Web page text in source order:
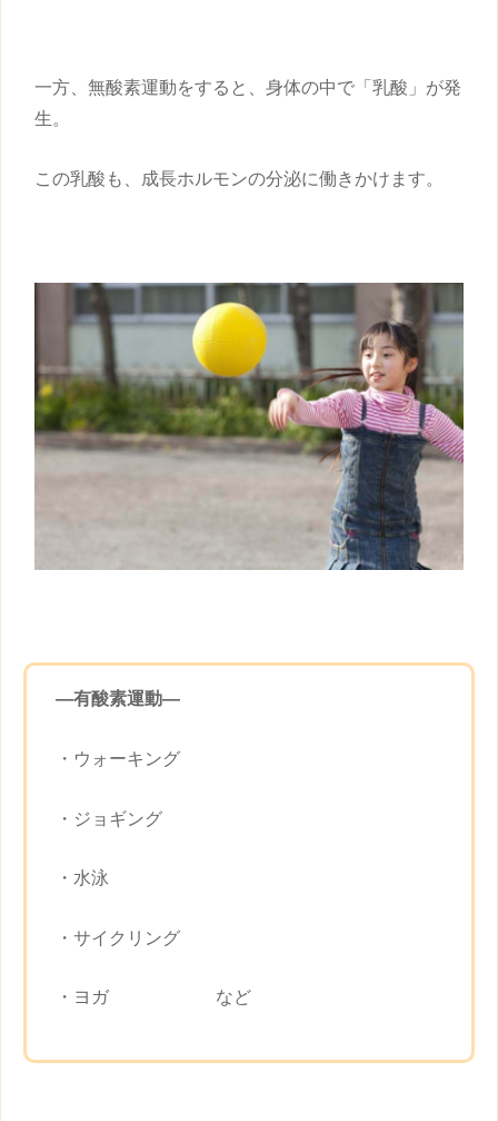
一方、無酸素運動をすると、身体の中で「乳酸」が発
生。
この乳酸も、成長ホルモンの分泌に働きかけます。
―有酸素運動—
・ウォーキング
・ジョギング
・水泳
・サイクリング
・ヨガ など